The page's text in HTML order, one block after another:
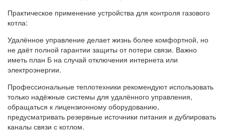
Практическое применение устройства для контроля газового
котла:
Удалённое управление делает жизнь более комфортной, но
не даёт полной гарантии защиты от потери связи. Важно
иметь план Б на случай отключения интернета или
электроэнергии.
Профессиональные теплотехники рекомендуют использовать
только надёжные системы для удалённого управления,
обращаться к лицензионному оборудованию,
предусматривать резервные источники питания и дублировать
каналы связи с котлом.